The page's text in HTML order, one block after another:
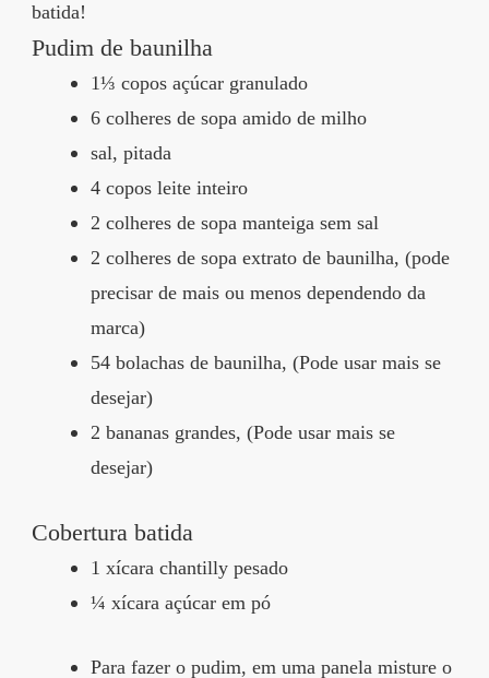
batida!
Pudim de baunilha
1⅓ copos açúcar granulado
6 colheres de sopa amido de milho
sal, pitada
4 copos leite inteiro
2 colheres de sopa manteiga sem sal
2 colheres de sopa extrato de baunilha, (pode
precisar de mais ou menos dependendo da
marca)
54 bolachas de baunilha, (Pode usar mais se
desejar)
2 bananas grandes, (Pode usar mais se
desejar)
Cobertura batida
1 xícara chantilly pesado
¼ xícara açúcar em pó
Para fazer o pudim, em uma panela misture o